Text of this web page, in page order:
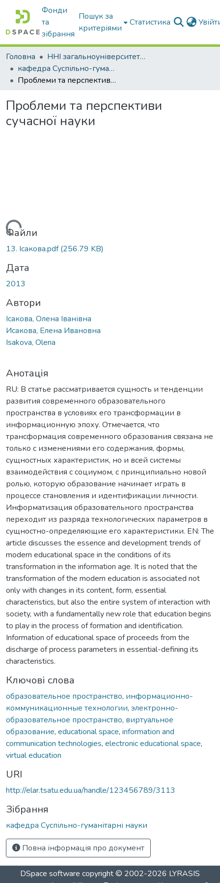
Фонди
та
зібрання
Пошук за
критеріями
Статистика
Головна
ННІ загальноуніверситетської підготовки
кафедра Суспільно-гуманітарні науки
Проблеми та перспективи сучасної науки
Проблеми та перспективи
сучасної науки
Файли
13. Ісакова.pdf(256.79 KB)
Дата
2013
Автори
Ісакова, Олена Іванівна
Исакова, Елена Ивановна
Isakova, Olena
Анотація
RU: В статье рассматривается сущность и тенденции
развития современного образовательного
пространства в условиях его трансформации в
информационную эпоху. Отмечается, что
трансформация современного образования связана не
только с изменениями его содержания, формы,
сущностных характеристик, но и всей системы
взаимодействия с социумом, с принципиально новой
ролью, которую образование начинает играть в
процессе становления и идентификации личности.
Информатизация образовательного пространства
переходит из разряда технологических параметров в
сущностно-определяющие его характеристики. EN: The
article discusses the essence and development trends of
modern educational space in the conditions of its
transformation in the information age. It is noted that the
transformation of the modern education is associated not
only with changes in its content, form, essential
characteristics, but also the entire system of interaction with
society, with a fundamentally new role that education begins
to play in the process of formation and identification.
Information of educational space of proceeds from the
discharge of process parameters in essential-defining its
characteristics.
Ключові слова
образовательное пространство, информационно-
коммуникационные технологии, электронно-
образовательное пространство, виртуальное
образование, educational space, information and
communication technologies, electronic educational space,
virtual education
URI
http://elar.tsatu.edu.ua/handle/123456789/3113
Зібрання
кафедра Суспільно-гуманітарні науки
Повна інформація про документ
DSpace software copyright © 2002-2026 LYRASIS